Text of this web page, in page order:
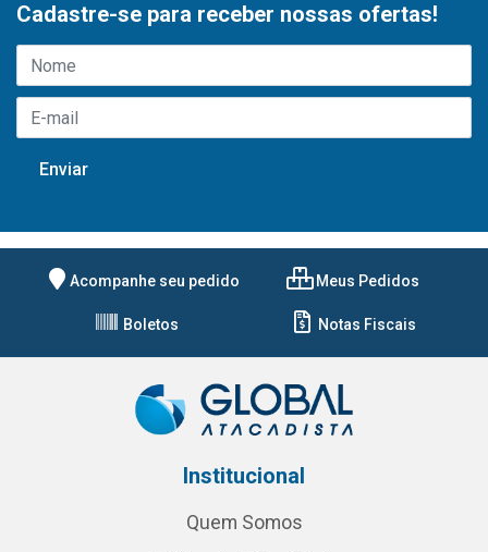
Cadastre-se para receber nossas ofertas!
Acompanhe seu pedido Meus Pedidos
Boletos Notas Fiscais
Institucional
Quem Somos